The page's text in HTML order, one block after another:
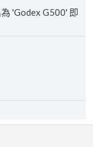
'Godex G500' 即